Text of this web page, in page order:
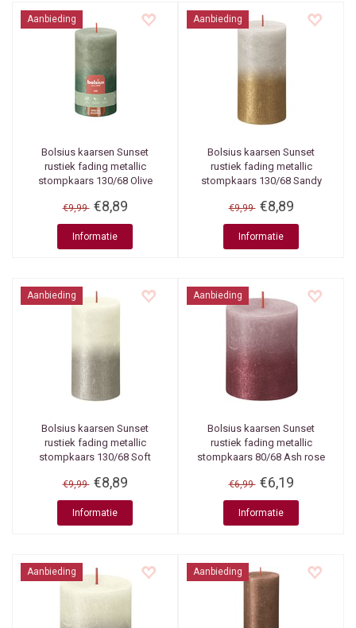
Aanbieding
Bolsius kaarsen Sunset
rustiek fading metallic
stompkaars 130/68 Olive
€9,99 €8,89
Informatie
Aanbieding
Bolsius kaarsen Sunset
rustiek fading metallic
stompkaars 130/68 Sandy
€9,99 €8,89
Informatie
Aanbieding
Bolsius kaarsen Sunset
rustiek fading metallic
stompkaars 130/68 Soft
€9,99 €8,89
Informatie
Aanbieding
Bolsius kaarsen Sunset
rustiek fading metallic
stompkaars 80/68 Ash rose
€6,99 €6,19
Informatie
Aanbieding Aanbieding